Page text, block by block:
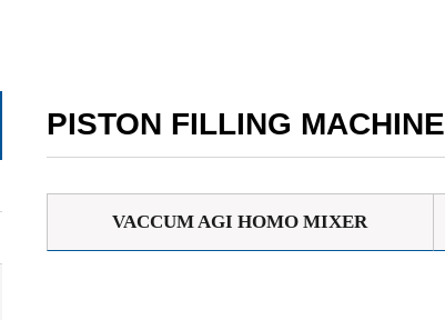
PISTON FILLING MACHINE
VACCUM AGI HOMO MIXER